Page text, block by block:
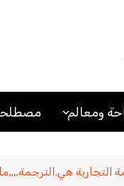
ومعالم
التجارية